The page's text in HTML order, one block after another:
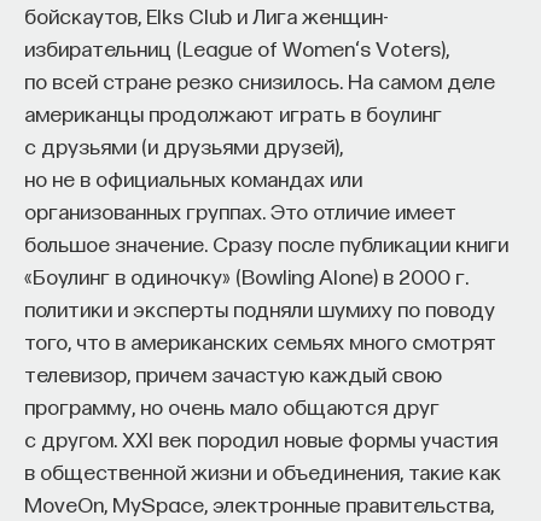
бойскаутов, Elks Club и Лига женщин-
избирательниц (League of Women‘s Voters),
по всей стране резко снизилось. На самом деле
американцы продолжают играть в боулинг
с друзьями (и друзьями друзей),
но не в официальных командах или
организованных группах. Это отличие имеет
большое значение. Сразу после публикации книги
«Боулинг в одиночку» (Bowling Alone) в 2000 г.
политики и эксперты подняли шумиху по поводу
того, что в американских семьях много смотрят
телевизор, причем зачастую каждый свою
программу, но очень мало общаются друг
с другом. XXI век породил новые формы участия
в общественной жизни и объединения, такие как
MoveOn, MySpace, электронные правительства,
Автор курса:Вячеслав Дубынин— доктор
биологических наук, профессор кафедры
физиологии человека и животных биологического
факультета МГУ им. М.В. Ломоносова
3/10/2025
НАПИСАТЬ НАМ
НАД МАТЕРИАЛОМ РАБОТАЛИ
Вячеслав Дубынин
доктор биологических наук, профессор
кафедры физиологии человека и животных
биологического факультета МГУ